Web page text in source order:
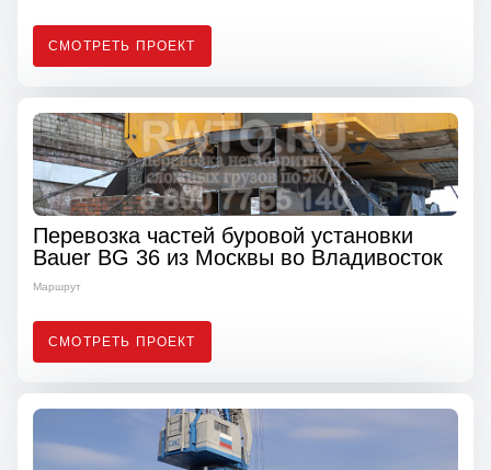
СМОТРЕТЬ ПРОЕКТ
Перевозка частей буровой установки
Bauer BG 36 из Москвы во Владивосток
Маршрут
СМОТРЕТЬ ПРОЕКТ